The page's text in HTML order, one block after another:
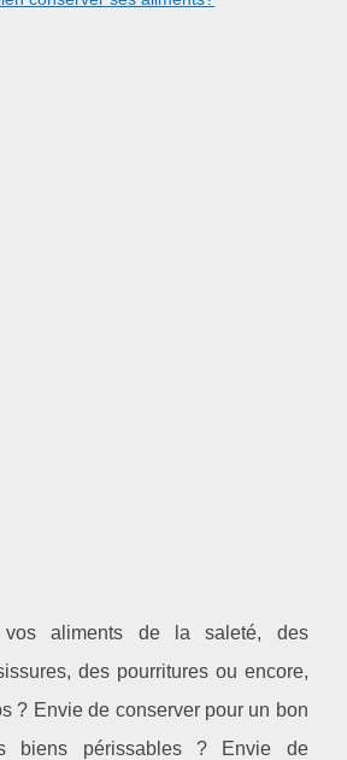
vos aliments de la saleté, des
des pourritures ou encore,
? Envie de conserver pour un bon
biens périssables ? Envie de